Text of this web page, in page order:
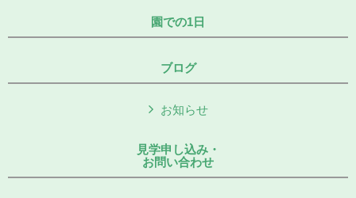
園での1日
ブログ
お知らせ
見学申し込み・
お問い合わせ